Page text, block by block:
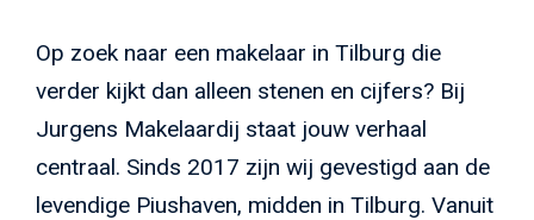
Op zoek naar een makelaar in Tilburg die
verder kijkt dan alleen stenen en cijfers? Bij
Jurgens Makelaardij staat jouw verhaal
centraal. Sinds 2017 zijn wij gevestigd aan de
levendige Piushaven, midden in Tilburg. Vanuit